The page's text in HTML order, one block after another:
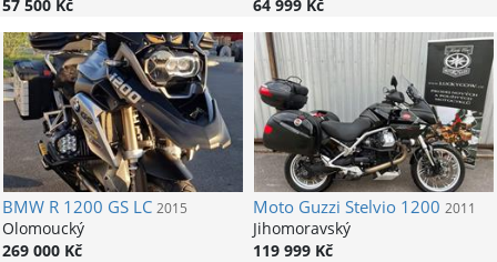
57 500 Kč
64 999 Kč
BMWR 1200 GS LC 2015
Olomoucký
269 000 Kč
Moto Guzzi Stelvio 1200 2011
Jihomoravský
119 999 Kč